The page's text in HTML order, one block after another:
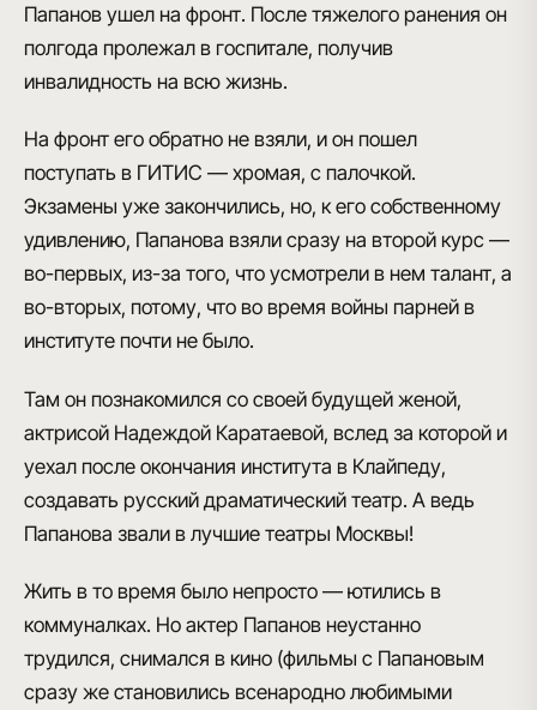
Папанов ушел на фронт. После тяжелого ранения он
полгода пролежал в госпитале, получив
инвалидность на всю жизнь.
На фронт его обратно не взяли, и он пошел
поступать в ГИТИС — хромая, с палочкой.
Экзамены уже закончились, но, к его собственному
удивлению, Папанова взяли сразу на второй курс —
во-первых, из-за того, что усмотрели в нем талант, а
во-вторых, потому, что во время войны парней в
институте почти не было.
Там он познакомился со своей будущей женой,
актрисой Надеждой Каратаевой, вслед за которой и
уехал после окончания института в Клайпеду,
создавать русский драматический театр. А ведь
Папанова звали в лучшие театры Москвы!
Жить в то время было непросто — ютились в
коммуналках. Но актер Папанов неустанно
трудился, снимался в кино (фильмы с Папановым
сразу же становились всенародно любимыми